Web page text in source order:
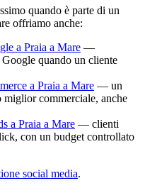
quando è parte di un
offriamo anche:
a Praia a Mare —
quando un cliente
a Praia a Mare — un
commerciale, anche
a Praia a Mare — clienti
con un budget controllato
social media.